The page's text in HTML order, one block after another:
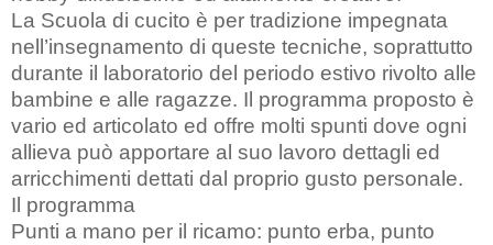
La Scuola di cucito è per tradizione impegnata
nell’insegnamento di queste tecniche, soprattutto
durante il laboratorio del periodo estivo rivolto alle
bambine e alle ragazze. Il programma proposto è
vario ed articolato ed offre molti spunti dove ogni
allieva può apportare al suo lavoro dettagli ed
arricchimenti dettati dal proprio gusto personale.
Il programma
Punti a mano per il ricamo: punto erba, punto